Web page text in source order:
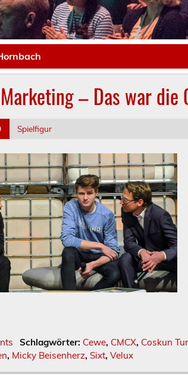
– Das war die
Spielfigur
Schlagwörter: Cewe, CMCX, Coskun
, Micky Beisenherz, Sixt, Velux